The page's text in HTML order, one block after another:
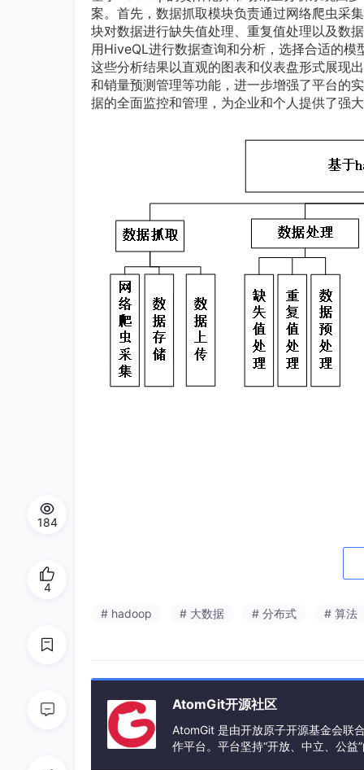
案。首先，数据抓取模块负责通过网络爬虫采
块对数据进行缺失值处理、重复值处理以及数
用HiveQL进行数据查询和分析，选择合适的
这些分析结果以直观的图表和仪表盘形式展现
和销量预测管理等功能，进一步增强了平台的
据的全面监控和管理，为企业和个人提供了强
性。模块允许管理员查看详情、修改信息、
数据爬取采用Python的爬虫框架，Scrapy结
过正则表达式对文本数据进行清洗，提取有用
质量和一致性。最终，清洗后的数据存储于
# hadoop # 大数据 # 分布式 # 算法
AtomGit开源社区
AtomGit 是由开放原子开源基金会联
作平台。平台坚持“开放、中立、公
184
4